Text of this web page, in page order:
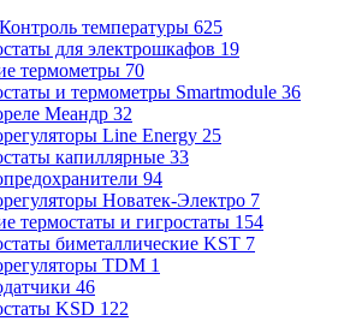
Контроль температуры 625
для электрошкафов 19
термометры 70
и термометры Smartmodule 36
Меандр 32
Line Energy 25
капиллярные 33
94
Новатек-Электро 7
термостаты и гигростаты 154
биметаллические KST 7
TDM 1
46
KSD 122